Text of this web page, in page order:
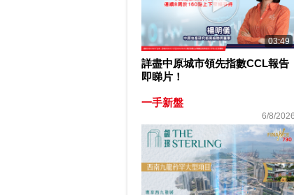
03:49
詳盡中原城市領先指數CCL報告
即睇片！
一手新盤
6/8/2026